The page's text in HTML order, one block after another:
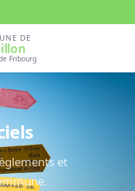
DE
Fribourg
et